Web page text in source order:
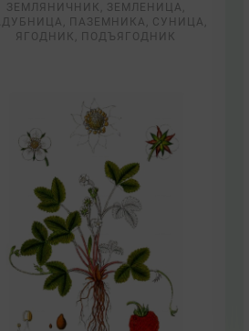
ЗЕМЛЯНИЧНИК, ЗЕМЛЕНИЦА,
ПАЗЕМНИКА, СУНИЦА,
ЯГОДНИК, ПОДЪЯГОДНИК